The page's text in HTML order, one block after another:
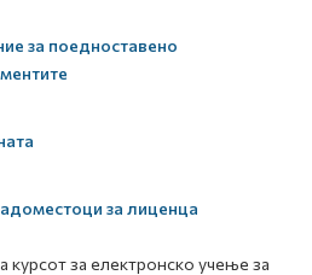
за поедноставено
за лиценца
курсот за електронско учење за